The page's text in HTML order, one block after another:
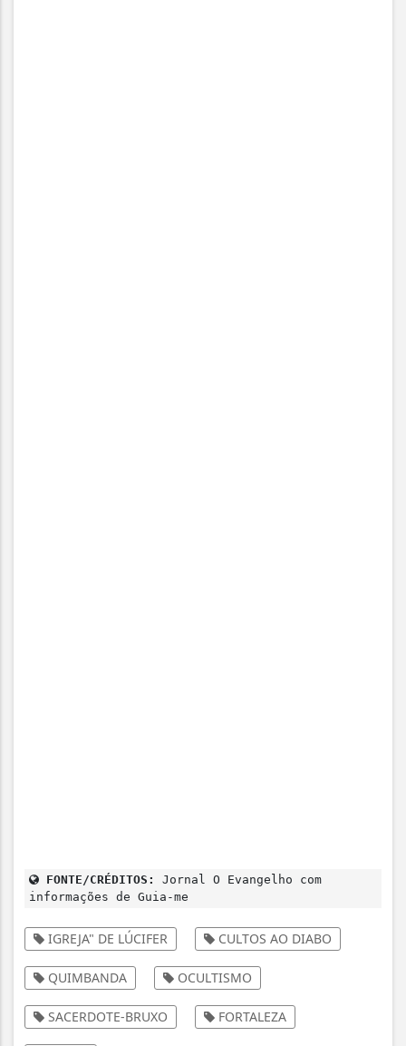
FONTE/CRÉDITOS:
Jornal O Evangelho com
informações de Guia-me
IGREJA" DE LÚCIFER CULTOS AO DIABO
QUIMBANDA OCULTISMO
SACERDOTE-BRUXO FORTALEZA